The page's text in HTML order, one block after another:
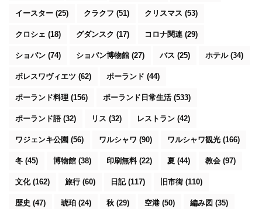
イースター (25) クラクフ (51) クリスマス (53)
クロシェ (18) グダンスク (17) コロナ関連 (29)
ショパン (74) ショパン博物館 (27) バス (25) ホテル(34)
ボレスワヴィエツ (62) ポーランド (44)
ポーランド料理 (156) ポーランド日常生活(533)
ポーランド語(32) リス (32) レストラン (42)
ワジェンキ公園 (56) ワルシャワ (90) ワルシャワ観光 (166)
冬 (45) 博物館 (38) 印刷無料(22) 夏 (44) 教会 (97)
文化(162) 旅行 (60) 日記(117) 旧市街 (110)
歴史 (47) 琥珀 (24) 秋 (29) 空港 (50) 編み図 (35)